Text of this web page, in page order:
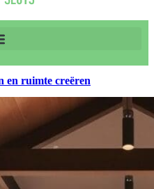
en ruimte creëren